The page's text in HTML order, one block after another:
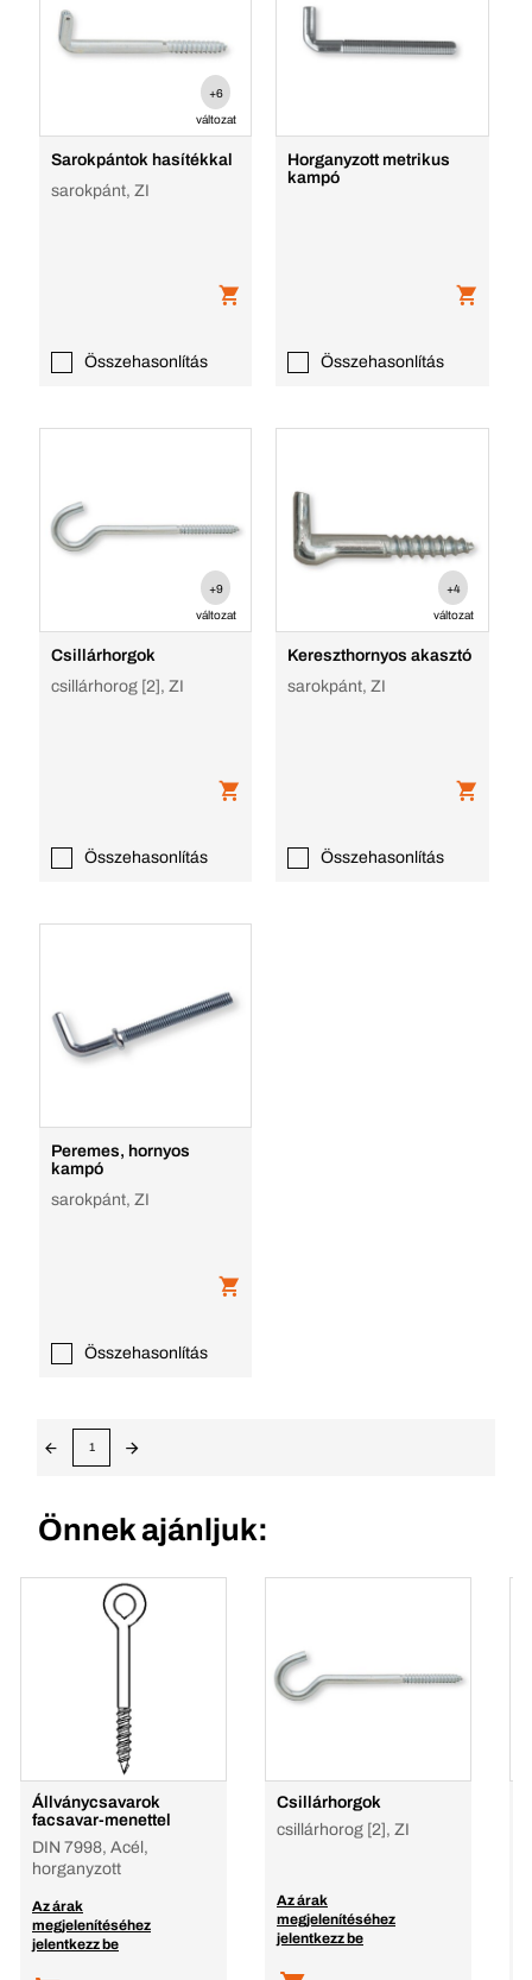
+6
változat
Sarokpántok hasítékkal
sarokpánt, ZI
Összehasonlítás
Horganyzott metrikus
kampó
Összehasonlítás
+9
változat
Csillárhorgok
csillárhorog [2], ZI
Összehasonlítás
+4
változat
Kereszthornyos akasztó
sarokpánt, ZI
Összehasonlítás
Peremes, hornyos
kampó
sarokpánt, ZI
Összehasonlítás
1
Önnek ajánljuk:
Állványcsavarok
facsavar-menettel
DIN 7998, Acél,
horganyzott
Az árak
megjelenítéséhez
jelentkezz be
Csillárhorgok
csillárhorog [2], ZI
Az árak
megjelenítéséhez
jelentkezz be